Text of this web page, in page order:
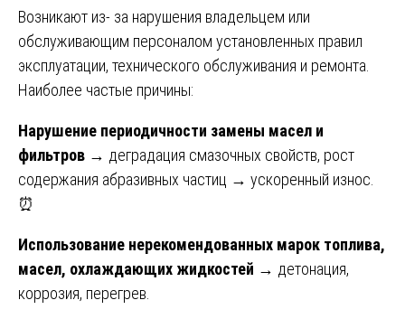
Возникают из- за нарушения владельцем или
обслуживающим персоналом установленных правил
эксплуатации, технического обслуживания и ремонта.
Наиболее частые причины:
Нарушение периодичности замены масел и
фильтров → деградация смазочных свойств, рост
содержания абразивных частиц → ускоренный износ.
⏰
Использование нерекомендованных марок топлива,
масел, охлаждающих жидкостей → детонация,
коррозия, перегрев.